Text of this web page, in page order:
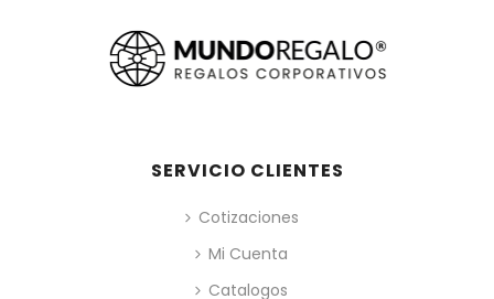
SERVICIO CLIENTES
Cotizaciones
Mi Cuenta
Catalogos